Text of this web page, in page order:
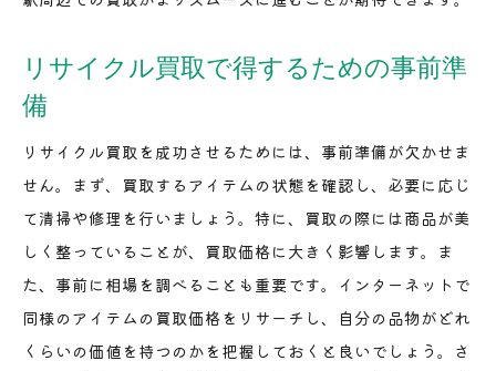
リサイクル買取で得するための事前準
備
リサイクル買取を成功させるためには、事前準備が欠かせま
せん。まず、買取するアイテムの状態を確認し、必要に応じ
て清掃や修理を行いましょう。特に、買取の際には商品が美
しく整っていることが、買取価格に大きく影響します。ま
た、事前に相場を調べることも重要です。インターネットで
同様のアイテムの買取価格をリサーチし、自分の品物がどれ
くらいの価値を持つのかを把握しておくと良いでしょう。さ